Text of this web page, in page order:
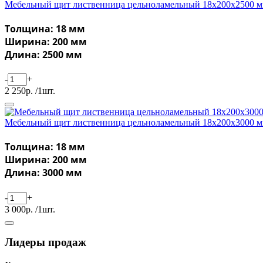
Мебельный щит лиственница цельноламельный 18х200х2500
Толщина: 18 мм
Ширина: 200 мм
Длина: 2500 мм
-
+
2 250р. /1шт.
Мебельный щит лиственница цельноламельный 18х200х3000
Толщина: 18 мм
Ширина: 200 мм
Длина: 3000 мм
-
+
3 000р. /1шт.
Лидеры продаж